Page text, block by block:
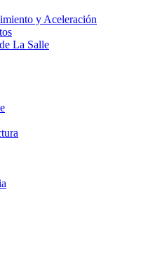
y Aceleración
La Salle